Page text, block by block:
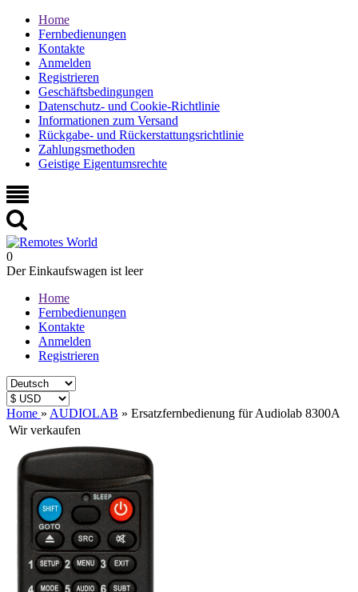
Home
Fernbedienungen
Kontakte
Anmelden
Registrieren
Geschäftsbedingungen
Datenschutz- und Cookie-Richtlinie
Informationen zum Versand
Rückgabe- und Rückerstattungsrichtlinie
Zahlungsmethoden
Geistige Eigentumsrechte
0
Der Einkaufswagen ist leer
Home
Fernbedienungen
Kontakte
Anmelden
Registrieren
Home » AUDIOLAB » Ersatzfernbedienung für Audiolab 8300A
Wir verkaufen